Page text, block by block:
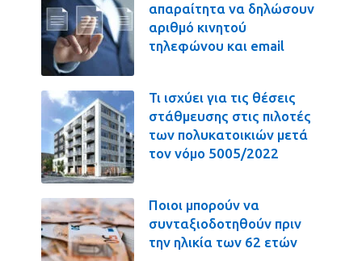
απαραίτητα να δηλώσουν
αριθμό κινητού
τηλεφώνου και email
Τι ισχύει για τις θέσεις
στάθμευσης στις πιλοτές
των πολυκατοικιών μετά
τον νόμο 5005/2022
Ποιοι μπορούν να
συνταξιοδοτηθούν πριν
την ηλικία των 62 ετών